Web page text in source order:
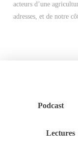
acteurs d’une
adresses, et de notre
Podcast
Lectures